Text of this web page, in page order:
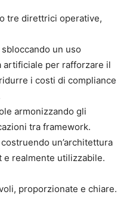
tre direttrici operative,
un uso
artificiale per rafforzare il
i costi di compliance
armonizzando gli
tra framework.
un’architettura
e realmente utilizzabile.
proporzionate e chiare.